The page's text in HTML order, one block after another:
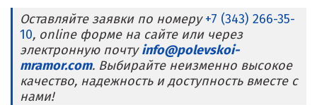
Оставляйте заявки по номеру+7 (343) 266-35-
10, online форме на сайте или через
электронную почтуinfo@polevskoi-
mramor.com. Выбирайте неизменно высокое
качество, надежность и доступность вместе с
нами!